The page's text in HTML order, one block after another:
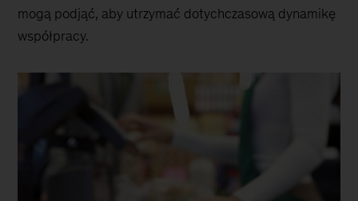
mogą podjąć, aby utrzymać dotychczasową dynamikę
współpracy.